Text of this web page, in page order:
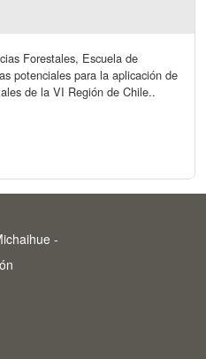
Forestales, Escuela de
potenciales para la aplicación de
de la VI Región de Chile..
-